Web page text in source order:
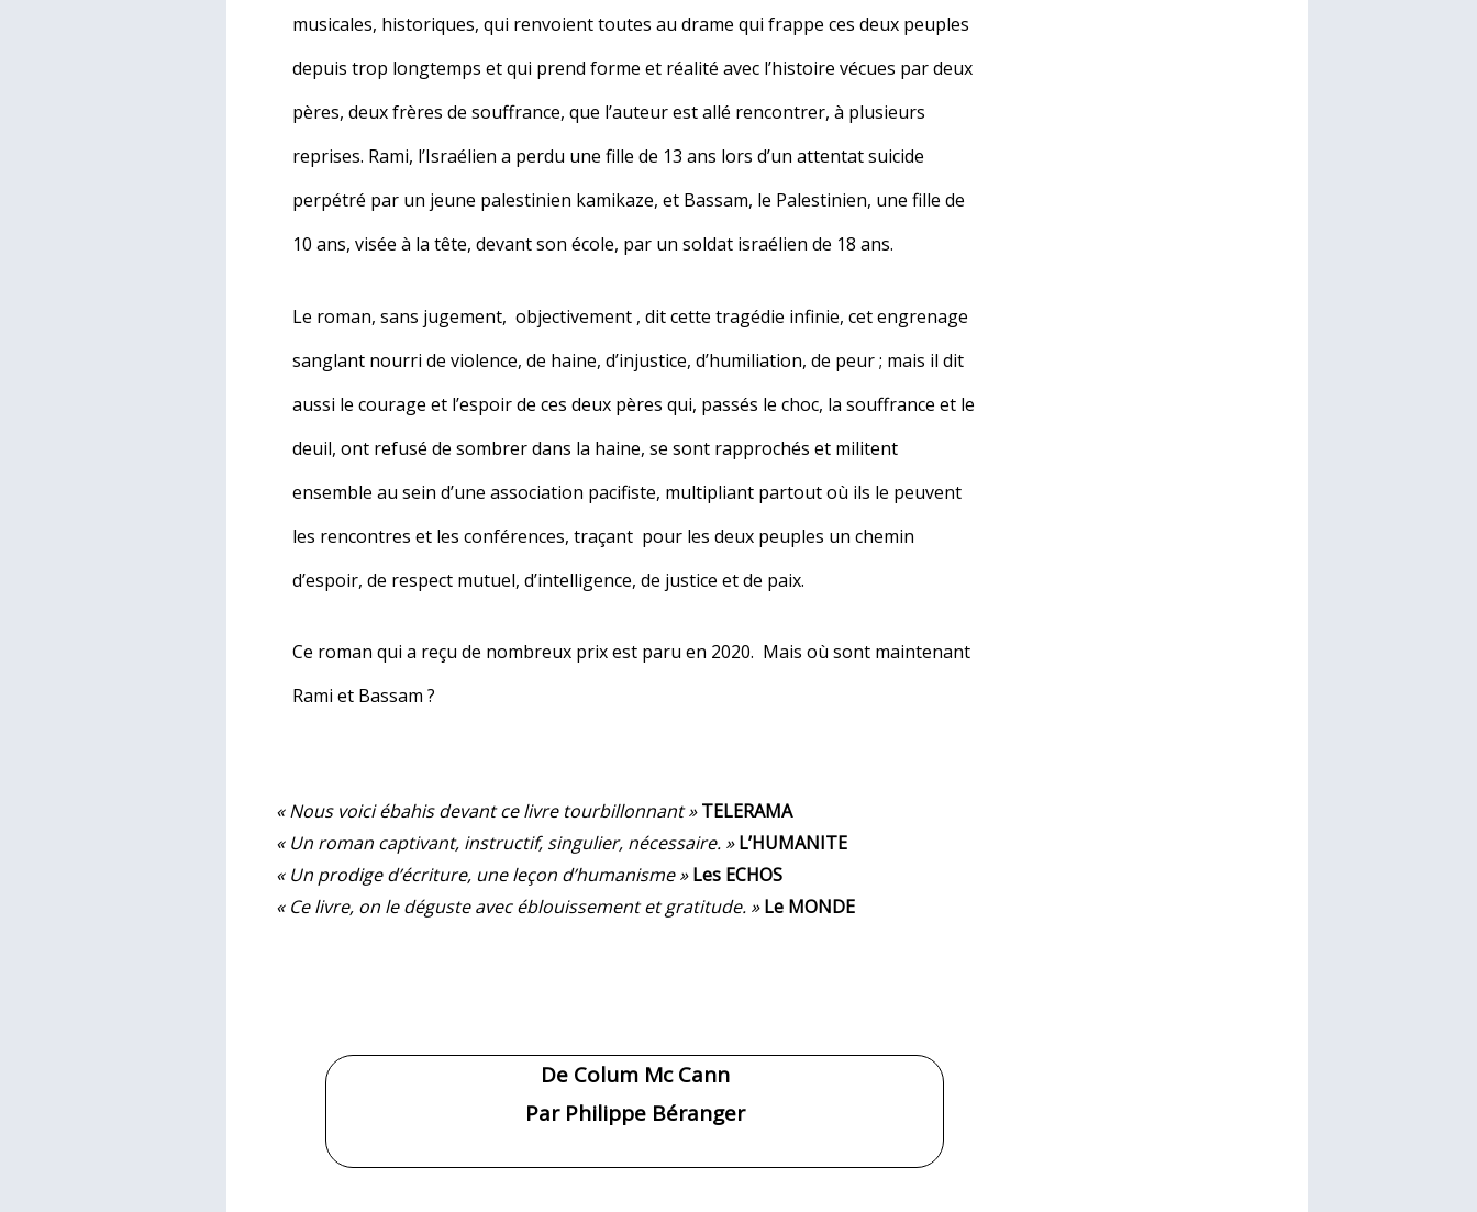
musicales, historiques, qui renvoient toutes au drame qui frappe ces deux peuples
depuis trop longtemps et qui prend forme et réalité avec l’histoire vécues par deux
pères, deux frères de souffrance, que l’auteur est allé rencontrer, à plusieurs
reprises. Rami, l’Israélien a perdu une fille de 13 ans lors d’un attentat suicide
perpétré par un jeune palestinien kamikaze, et Bassam, le Palestinien, une fille de
10 ans, visée à la tête, devant son école, par un soldat israélien de 18 ans.
Le roman, sans jugement, objectivement , dit cette tragédie infinie, cet engrenage
sanglant nourri de violence, de haine, d’injustice, d’humiliation, de peur ; mais il dit
aussi le courage et l’espoir de ces deux pères qui, passés le choc, la souffrance et le
deuil, ont refusé de sombrer dans la haine, se sont rapprochés et militent
ensemble au sein d’une association pacifiste, multipliant partout où ils le peuvent
les rencontres et les conférences, traçant pour les deux peuples un chemin
d’espoir, de respect mutuel, d’intelligence, de justice et de paix.
Ce roman qui a reçu de nombreux prix est paru en 2020. Mais où sont maintenant
Rami et Bassam ?
« Nous voici ébahis devant ce livre tourbillonnant » TELERAMA
« Un roman captivant, instructif, singulier, nécessaire. » L’HUMANITE
« Un prodige d’écriture, une leçon d’humanisme »Les ECHOS
« Ce livre, on le déguste avec éblouissement et gratitude. » Le MONDE
De Colum Mc Cann
Par Philippe Béranger